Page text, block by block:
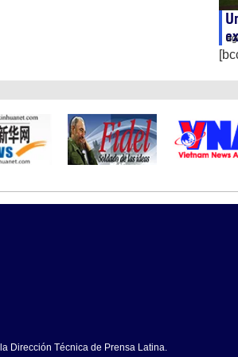
Dirección Técnica de Prensa Latina.